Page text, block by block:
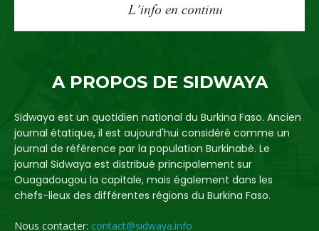
A PROPOS DE SIDWAYA
Sidwaya est un quotidien national du Burkina Faso. Ancien
journal étatique, il est aujourd'hui considéré comme un
journal de référence par la population Burkinabè. Le
journal Sidwaya est distribué principalement sur
Ouagadougou la capitale, mais également dans les
chefs-lieux des différentes régions du Burkina Faso.
Nous contacter: contact@sidwaya.info